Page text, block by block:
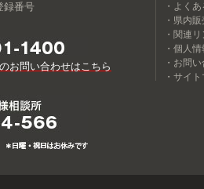
録番号
お問い合わせはこちら
・よく
・県内
・関連
・個人
・お問
・サイ